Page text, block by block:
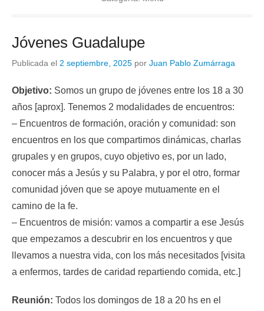
Jóvenes Guadalupe
Publicada el 2 septiembre, 2025 por Juan Pablo Zumárraga
Objetivo: Somos un grupo de jóvenes entre los 18 a 30
años [aprox]. Tenemos 2 modalidades de encuentros:
– Encuentros de formación, oración y comunidad: son
encuentros en los que compartimos dinámicas, charlas
grupales y en grupos, cuyo objetivo es, por un lado,
conocer más a Jesús y su Palabra, y por el otro, formar
comunidad jóven que se apoye mutuamente en el
camino de la fe.
– Encuentros de misión: vamos a compartir a ese Jesús
que empezamos a descubrir en los encuentros y que
llevamos a nuestra vida, con los más necesitados [visita
a enfermos, tardes de caridad repartiendo comida, etc.]
Reunión: Todos los domingos de 18 a 20 hs en el